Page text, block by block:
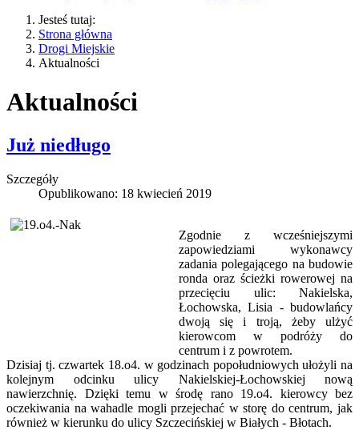
Jesteś tutaj:
Strona główna
Drogi Miejskie
Aktualności
Aktualności
Już niedługo
Szczegóły
Opublikowano: 18 kwiecień 2019
Zgodnie z wcześniejszymi
zapowiedziami wykonawcy
zadania polegającego na budowie
ronda oraz ścieżki rowerowej na
przecięciu ulic: Nakielska,
Łochowska, Lisia - budowlańcy
dwoją się i troją, żeby ulżyć
kierowcom w podróży do
centrum i z powrotem.
Dzisiaj tj. czwartek 18.o4. w godzinach popołudniowych ułożyli na
kolejnym odcinku ulicy Nakielskiej-Łochowskiej nową
nawierzchnię. Dzięki temu w środę rano 19.o4. kierowcy bez
oczekiwania na wahadle mogli przejechać w storę do centrum, jak
również w kierunku do ulicy Szczecińskiej w Białych - Błotach.